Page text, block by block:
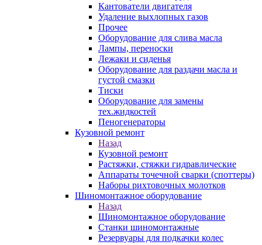
Кантователи двигателя
Удаление выхлопных газов
Прочее
Оборудование для слива масла
Лампы, переноски
Лежаки и сиденья
Оборудование для раздачи масла и
густой смазки
Тиски
Оборудование для замены
тех.жидкостей
Пеногенераторы
Кузовной ремонт
Назад
Кузовной ремонт
Растяжки, стяжки гидравлические
Аппараты точечной сварки (споттеры)
Наборы рихтовочных молотков
Шиномонтажное оборудование
Назад
Шиномонтажное оборудование
Станки шиномонтажные
Резервуары для подкачки колес